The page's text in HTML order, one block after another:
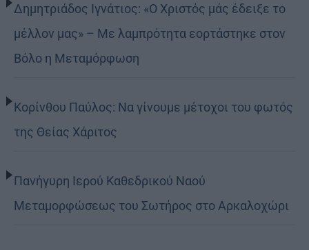
Δημητριάδος Ιγνάτιος: «Ο Χριστός μάς έδειξε το
μέλλον μας» – Με λαμπρότητα εορτάστηκε στον
Βόλο η Μεταμόρφωση
Κορίνθου Παύλος: Να γίνουμε μέτοχοι του φωτός
της Θείας Χάριτος
Πανήγυρη Ιερού Καθεδρικού Ναού
Μεταμορφώσεως του Σωτήρος στο Αρκαλοχώρι